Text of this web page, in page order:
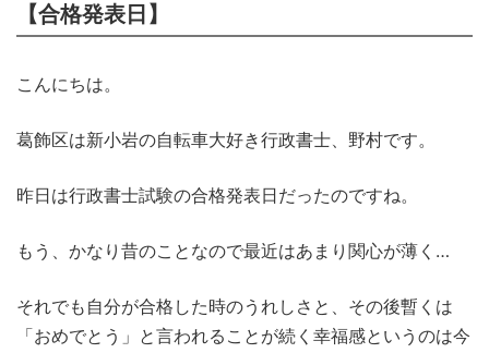
【合格発表日】
こんにちは。
葛飾区は新小岩の自転車大好き行政書士、野村です。
昨日は行政書士試験の合格発表日だったのですね。
もう、かなり昔のことなので最近はあまり関心が薄く…
それでも自分が合格した時のうれしさと、その後暫くは
「おめでとう」と言われることが続く幸福感というのは今